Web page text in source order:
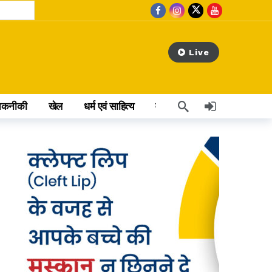
Live
खेल धर्म एवं साहित्य वेब स्टोरी अन्य खबर